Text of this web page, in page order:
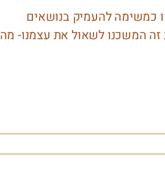
כמשימה להעמיק בנושאים
זה המשכנו לשאול את עצמנו- מה